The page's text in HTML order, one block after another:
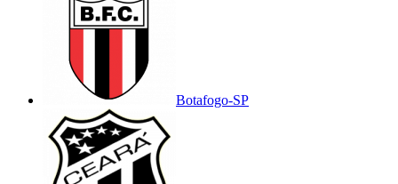
Botafogo-SP